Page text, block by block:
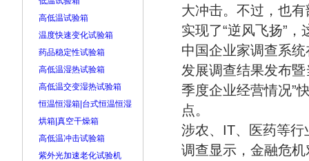
高低温试验箱
温度快速变化试验箱
药品稳定性试验箱
高低温湿热试验箱
高低温交变湿热试验箱
恒温恒湿箱|台式恒温恒湿
烘箱|真空干燥箱
高低温冲击试验箱
紫外光加速老化试验机
大冲击。不过，也
实现了“逆风飞扬”
中国企业家调查系
发展调查结果发布
季度企业经营情况”
点。
涉农、IT、医药等
调查显示，金融危